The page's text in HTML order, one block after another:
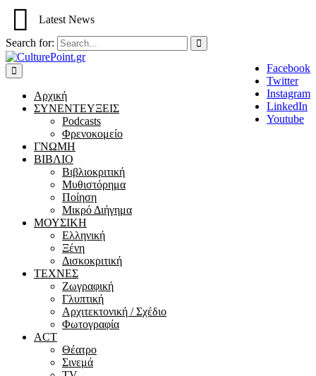
Latest News
Search for:
Facebook
Twitter
Instagram
LinkedIn
Youtube
Αρχική
ΣΥΝΕΝΤΕΥΞΕΙΣ
Podcasts
Φρενοκομείο
ΓΝΩΜΗ
ΒΙΒΛΙΟ
Βιβλιοκριτική
Μυθιστόρημα
Ποίηση
Μικρό Διήγημα
ΜΟΥΣΙΚΗ
Ελληνική
Ξένη
Δισκοκριτική
ΤΕΧΝΕΣ
Ζωγραφική
Γλυπτική
Αρχιτεκτονική / Σχέδιο
Φωτογραφία
ACT
Θέατρο
Σινεμά